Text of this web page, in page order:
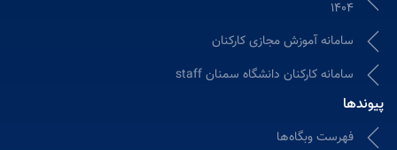
1404
سامانه آموزش مجازی كاركنان
سامانه کارکنان دانشگاه سمنان staff
پیوندها
فهرست وبگاه‌ها